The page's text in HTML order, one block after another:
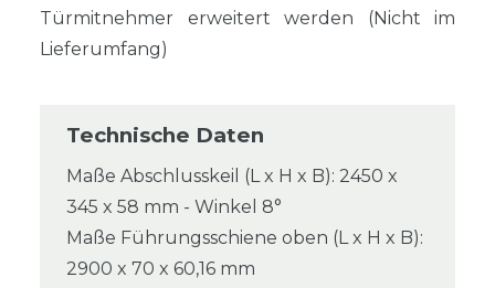
Türmitnehmer erweitert werden (Nicht im
Lieferumfang)
Technische Daten
Maße Abschlusskeil (L x H x B): 2450 x
345 x 58 mm - Winkel 8°
Maße Führungsschiene oben (L x H x B):
2900 x 70 x 60,16 mm